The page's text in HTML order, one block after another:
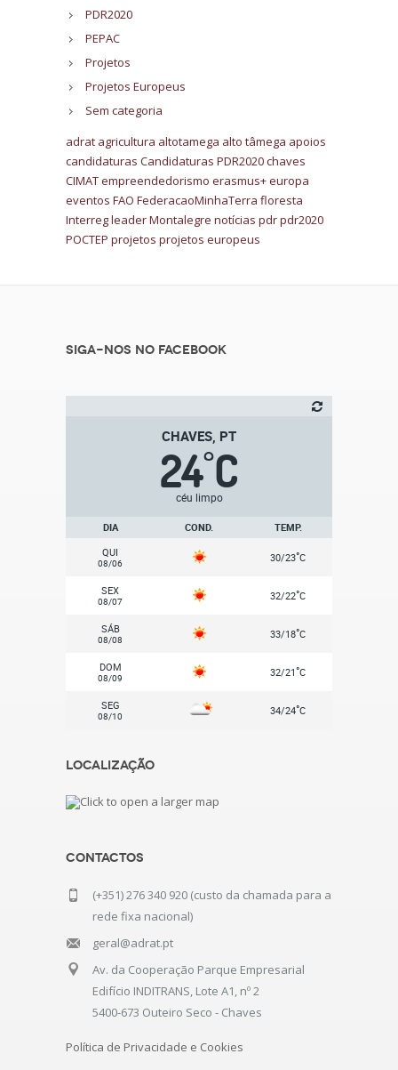
PDR2020
PEPAC
Projetos
Projetos Europeus
Sem categoria
adrat agricultura altotamega alto tâmega apoios
candidaturas Candidaturas PDR2020chaves
CIMATempreendedorismo erasmus+europa
eventos FAO FederacaoMinhaTerra floresta
InterregleaderMontalegre notícias pdrpdr2020
POCTEP projetos projetos europeus
Siga-nos no Facebook
CHAVES, PT
24°C
céu limpo
DIA COND.
TEMP.
QUI
08/06 30/23°C
SEX
08/07 32/22°C
SÁB
08/08 33/18°C
DOM
08/09 32/21°C
SEG
08/10 34/24°C
Localização
Contactos
(+351) 276 340 920 (custo da chamada para a
rede fixa nacional)
geral@adrat.pt
Av. da Cooperação Parque Empresarial
Edifício INDITRANS, Lote A1, nº 2
5400-673 Outeiro Seco - Chaves
Política de Privacidade e Cookies